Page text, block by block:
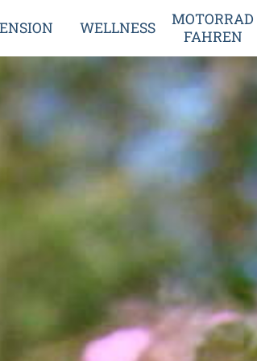
WELLNESS
MOTORRAD
FAHREN